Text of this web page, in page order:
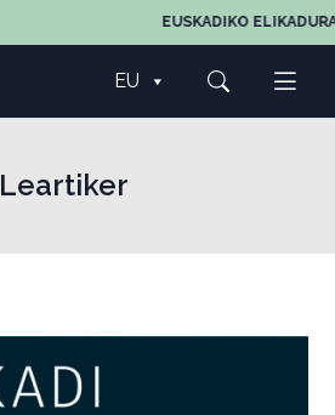
EUSKADIKO
EU
Leartiker